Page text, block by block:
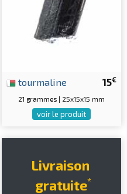
15€
tourmaline
21 grammes | 25x15x15 mm
voir le produit
Livraison
gratuite*